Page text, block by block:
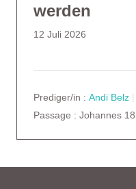
werden
12 Juli 2026
Prediger/in : Andi Belz
Passage : Johannes